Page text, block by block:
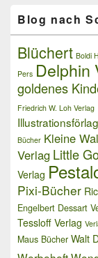
Blog nach
Blüchert Boldi
Pers Delphin
goldenes
Friedrich W. Loh Verlag
Bücher Kleine
Verlag Little
Verlag
Pixi-Bücher
Engelbert Dessart
Tessloff Verlag
Maus Bücher Walt